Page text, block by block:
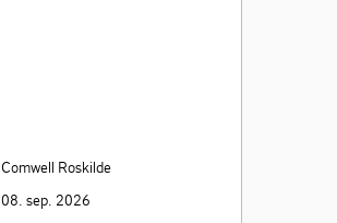
Comwell Roskilde
08. sep. 2026